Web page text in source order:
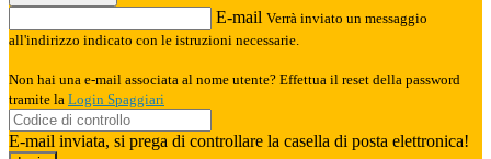
E-mail Verrà inviato un messaggio
all'indirizzo indicato con le istruzioni necessarie.
Non hai una e-mail associata al nome utente? Effettua il reset della password
tramite la Login Spaggiari
E-mail inviata, si prega di controllare la casella di posta elettronica!